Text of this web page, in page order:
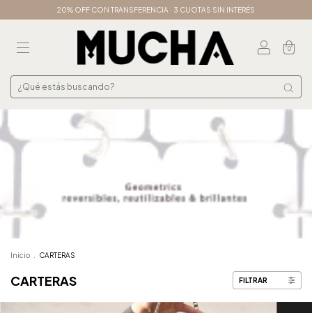
20% OFF CON TRANSFERENCIA · 3 CUOTAS SIN INTERÉS
0
Inicio CARTERAS
CARTERAS FILTRAR